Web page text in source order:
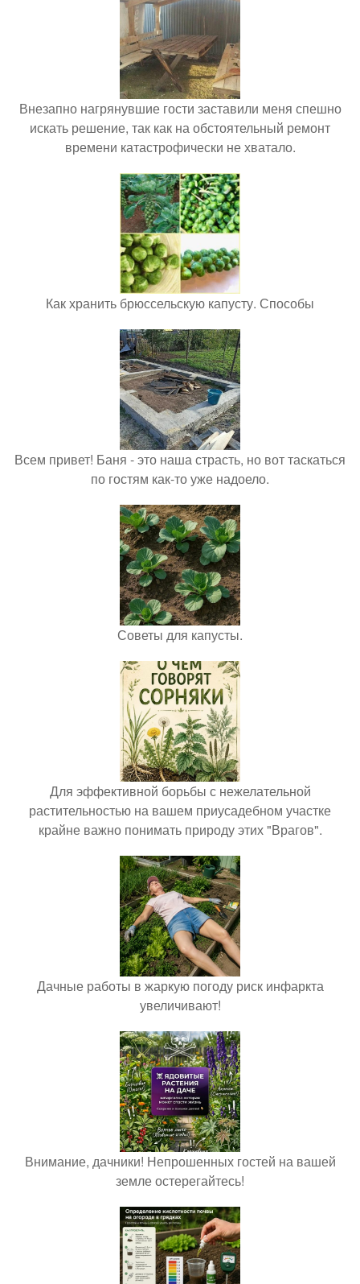
Внезапно нагрянувшие гости заставили меня спешно
искать решение, так как на обстоятельный ремонт
времени катастрофически не хватало.
Как хранить брюссельскую капусту. Способы
Всем привет! Баня - это наша страсть, но вот таскаться
по гостям как-то уже надоело.
Советы для капусты.
Для эффективной борьбы с нежелательной
растительностью на вашем приусадебном участке
крайне важно понимать природу этих "Врагов".
Дачные работы в жаркую погоду риск инфаркта
увеличивают!
Внимание, дачники! Непрошенных гостей на вашей
земле остерегайтесь!